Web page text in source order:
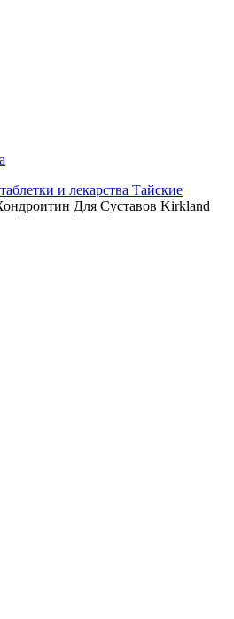
и лекарства Тайские
Для Суставов Kirkland